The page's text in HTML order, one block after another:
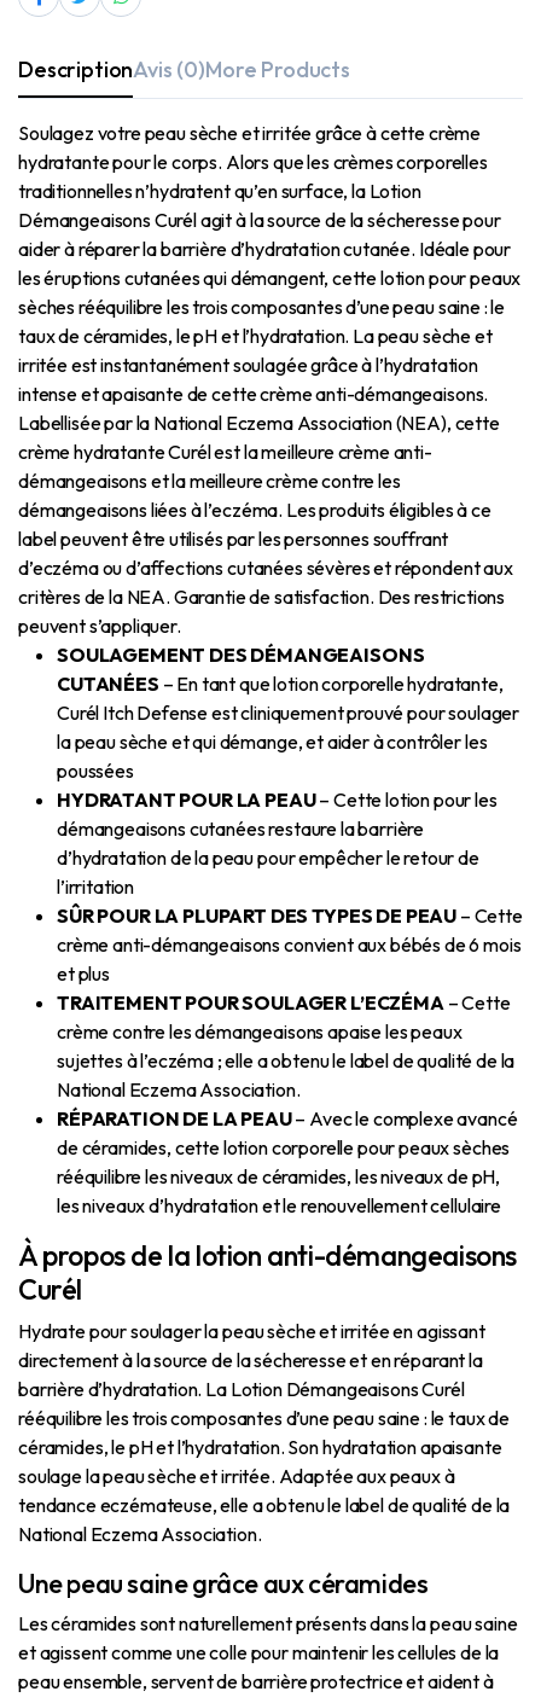
DescriptionAvis (0)More Products
Soulagez votre peau sèche et irritée grâce à cette crème
hydratante pour le corps. Alors que les crèmes corporelles
traditionnelles n’hydratent qu’en surface, la Lotion
Démangeaisons Curél agit à la source de la sécheresse pour
aider à réparer la barrière d’hydratation cutanée. Idéale pour
les éruptions cutanées qui démangent, cette lotion pour peaux
sèches rééquilibre les trois composantes d’une peau saine : le
taux de céramides, le pH et l’hydratation. La peau sèche et
irritée est instantanément soulagée grâce à l’hydratation
intense et apaisante de cette crème anti-démangeaisons.
Labellisée par la National Eczema Association (NEA), cette
crème hydratante Curél est la meilleure crème anti-
démangeaisons et la meilleure crème contre les
démangeaisons liées à l’eczéma. Les produits éligibles à ce
label peuvent être utilisés par les personnes souffrant
d’eczéma ou d’affections cutanées sévères et répondent aux
critères de la NEA. Garantie de satisfaction. Des restrictions
peuvent s’appliquer.
SOULAGEMENT DES DÉMANGEAISONS
CUTANÉES – En tant que lotion corporelle hydratante,
Curél Itch Defense est cliniquement prouvé pour soulager
la peau sèche et qui démange, et aider à contrôler les
poussées
HYDRATANT POUR LA PEAU– Cette lotion pour les
démangeaisons cutanées restaure la barrière
d’hydratation de la peau pour empêcher le retour de
l’irritation
SÛR POUR LA PLUPART DES TYPES DE PEAU – Cette
crème anti-démangeaisons convient aux bébés de 6 mois
et plus
TRAITEMENT POUR SOULAGER L’ECZÉMA– Cette
crème contre les démangeaisons apaise les peaux
sujettes à l’eczéma ; elle a obtenu le label de qualité de la
National Eczema Association.
RÉPARATION DE LA PEAU– Avec le complexe avancé
de céramides, cette lotion corporelle pour peaux sèches
rééquilibre les niveaux de céramides, les niveaux de pH,
les niveaux d’hydratation et le renouvellement cellulaire
À propos de la lotion anti-démangeaisons
Curél
Hydrate pour soulager la peau sèche et irritée en agissant
directement à la source de la sécheresse et en réparant la
barrière d’hydratation. La Lotion Démangeaisons Curél
rééquilibre les trois composantes d’une peau saine : le taux de
céramides, le pH et l’hydratation. Son hydratation apaisante
soulage la peau sèche et irritée. Adaptée aux peaux à
tendance eczémateuse, elle a obtenu le label de qualité de la
National Eczema Association.
Une peau saine grâce aux céramides
Les céramides sont naturellement présents dans la peau saine
et agissent comme une colle pour maintenir les cellules de la
peau ensemble, servent de barrière protectrice et aident à